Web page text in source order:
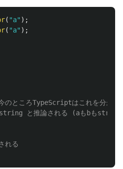
( "a" );
( "a" );
ところTypeScriptはこれを分かっ
と推論される (aもbもstring
る